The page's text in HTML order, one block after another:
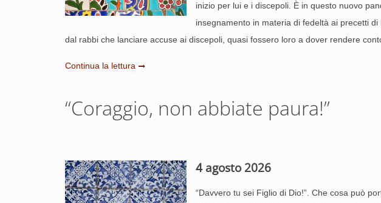
inizio per lui e i discepoli. È in questo nuovo
insegnamento in materia di fedeltà ai precetti
dal rabbi che lanciare accuse ai discepoli, quasi fossero loro a dover rendere
Continua la lettura
“Coraggio, non abbiate paura!”
4 agosto 2026
“Davvero tu sei Figlio di Dio!”. Che cosa può